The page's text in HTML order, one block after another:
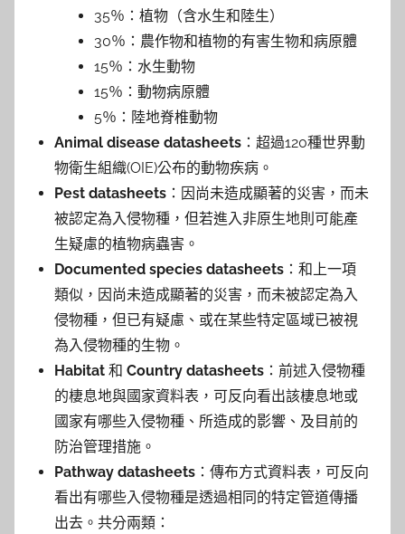
35％：植物（含水生和陸生）
30％：農作物和植物的有害生物和病原體
15％：水生動物
15％：動物病原體
5％：陸地脊椎動物
Animal disease datasheets ：超過120種世界動
物衛生組織(OIE)公布的動物疾病。
Pest datasheets ：因尚未造成顯著的災害，而未
被認定為入侵物種，但若進入非原生地則可能產
生疑慮的植物病蟲害。
Documented species datasheets ：和上一項
類似，因尚未造成顯著的災害，而未被認定為入
侵物種，但已有疑慮、或在某些特定區域已被視
為入侵物種的生物。
Habitat 和 Country datasheets ：前述入侵物種
的棲息地與國家資料表，可反向看出該棲息地或
國家有哪些入侵物種、所造成的影響、及目前的
防治管理措施。
Pathway datasheets ：傳布方式資料表，可反向
看出有哪些入侵物種是透過相同的特定管道傳播
出去。共分兩類：